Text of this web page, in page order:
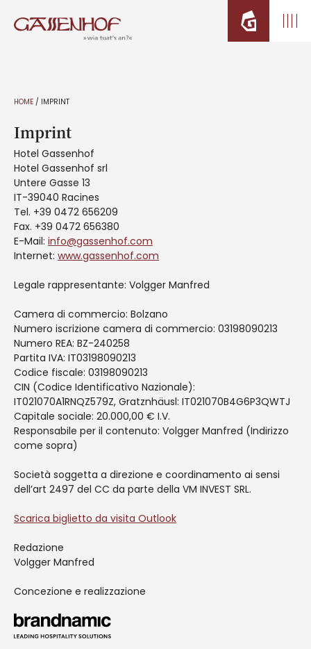
HOME / IMPRINT
Imprint
Hotel Gassenhof
Hotel Gassenhof srl
Untere Gasse 13
IT-39040 Racines
Tel. +39 0472 656209
Fax. +39 0472 656380
E-Mail: info@gassenhof.com
Internet: www.gassenhof.com
Legale rappresentante: Volgger Manfred
Camera di commercio: Bolzano
Numero iscrizione camera di commercio: 03198090213
Numero REA: BZ-240258
Partita IVA: IT03198090213
Codice fiscale: 03198090213
CIN (Codice Identificativo Nazionale):
IT021070A1RNQZ579Z, Gratznhäusl: IT021070B4G6P3QWTJ
Capitale sociale: 20.000,00 € I.V.
Responsabile per il contenuto: Volgger Manfred (Indirizzo
come sopra)
Società soggetta a direzione e coordinamento ai sensi
dell’art 2497 del CC da parte della VM INVEST SRL.
Scarica biglietto da visita Outlook
Redazione
Volgger Manfred
Concezione e realizzazione